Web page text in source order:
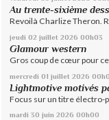
Au trente-sixième
Revoilà Charlize Theron.
jeudi 02 juillet 2026 00h03
Glamour western
Gros coup de cœur pour
mercredi 01 juillet 2026
Lightmotive motivés
Focus sur un titre électro-
mardi 30 juin 2026 00h00